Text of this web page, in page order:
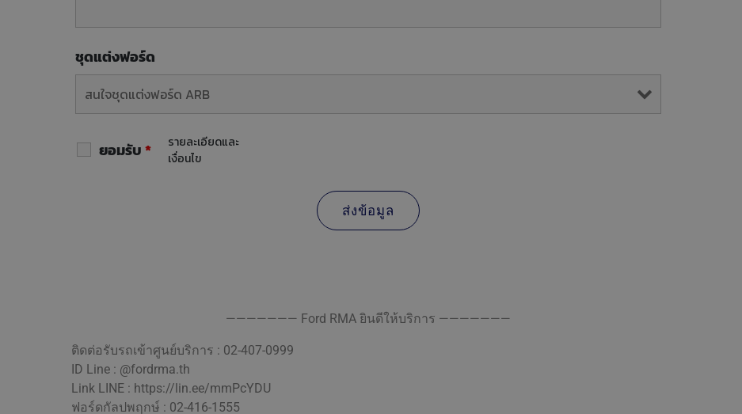
ชุดแต่งฟอร์ด
ยอมรับ*
รายละเอียดและ
เงื่อนไข
——————— Ford RMA ยินดีให้บริการ ———————
ติดต่อรับรถเข้าศูนย์บริการ : 02-407-0999
ID Line : @fordrma.th
Link LINE : https://lin.ee/mmPcYDU
ฟอร์ดกัลปพฤกษ์ : 02-416-1555